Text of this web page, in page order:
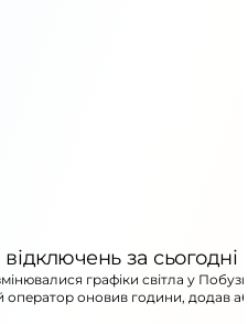
за сьогодні
графіки світла у
оператор оновив години, додав